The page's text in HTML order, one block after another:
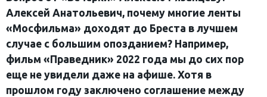
Алексей Анатольевич, почему многие ленты
«Мосфильма» доходят до Бреста в лучшем
случае с большим опозданием? Например,
фильм «Праведник» 2022 года мы до сих пор
еще не увидели даже на афише. Хотя в
прошлом году заключено соглашение между